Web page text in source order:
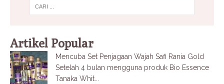
Artikel Popular
Mencuba Set Penjagaan Wajah Safi Rania Gold
Setelah 4 bulan mengguna produk Bio Essence
Tanaka Whit...